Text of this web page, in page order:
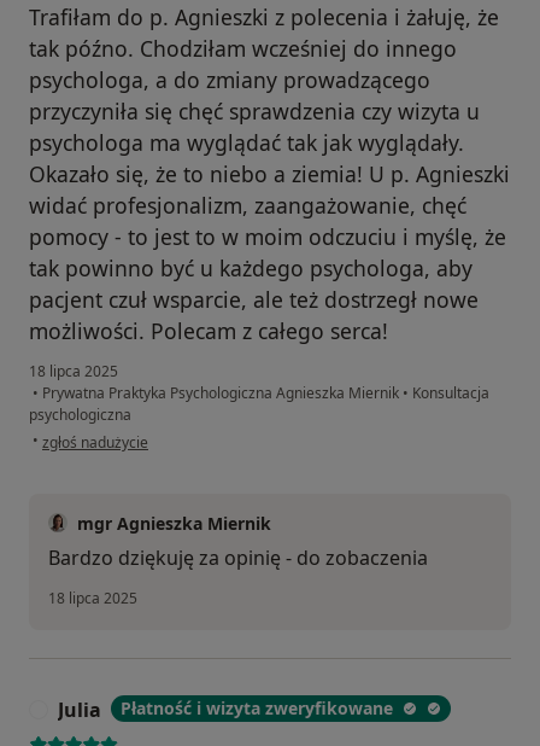
Trafiłam do p. Agnieszki z polecenia i żałuję, że
tak późno. Chodziłam wcześniej do innego
psychologa, a do zmiany prowadzącego
przyczyniła się chęć sprawdzenia czy wizyta u
psychologa ma wyglądać tak jak wyglądały.
Okazało się, że to niebo a ziemia! U p. Agnieszki
widać profesjonalizm, zaangażowanie, chęć
pomocy - to jest to w moim odczuciu i myślę, że
tak powinno być u każdego psychologa, aby
pacjent czuł wsparcie, ale też dostrzegł nowe
możliwości. Polecam z całego serca!
18 lipca 2025
• Prywatna Praktyka Psychologiczna Agnieszka Miernik • Konsultacja
psychologiczna
• w opinii użytkownika Paulina
zgłoś nadużycie
mgr Agnieszka Miernik
Bardzo dziękuję za opinię - do zobaczenia
18 lipca 2025
Julia Płatność i wizyta zweryfikowane